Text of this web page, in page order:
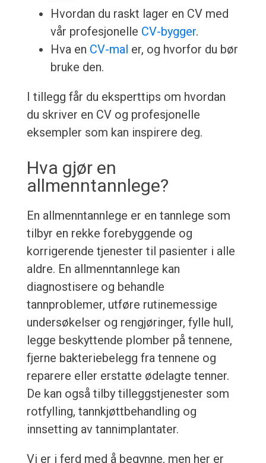
Hvordan du raskt lager en CV med
vår profesjonelle CV-bygger.
Hva en CV-mal er, og hvorfor du bør
bruke den.
I tillegg får du eksperttips om hvordan
du skriver en CV og profesjonelle
eksempler som kan inspirere deg.
Hva gjør en
allmenntannlege?
En allmenntannlege er en tannlege som
tilbyr en rekke forebyggende og
korrigerende tjenester til pasienter i alle
aldre. En allmenntannlege kan
diagnostisere og behandle
tannproblemer, utføre rutinemessige
undersøkelser og rengjøringer, fylle hull,
legge beskyttende plomber på tennene,
fjerne bakteriebelegg fra tennene og
reparere eller erstatte ødelagte tenner.
De kan også tilby tilleggstjenester som
rotfylling, tannkjøttbehandling og
innsetting av tannimplantater.
Vi er i ferd med å begynne, men her er